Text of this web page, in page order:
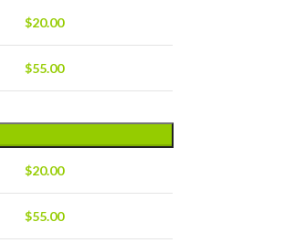
$20.00
$55.00
$20.00
$55.00